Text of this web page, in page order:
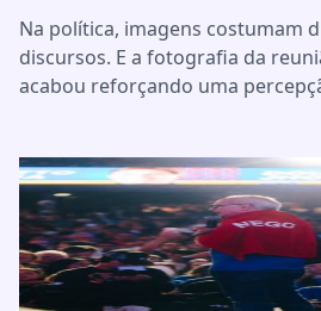
Na política, imagens costumam
discursos. E a fotografia da
acabou reforçando uma